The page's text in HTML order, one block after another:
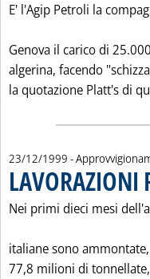
E' l'Agip Petroli la
Genova il carico di
algerina, facendo
la quotazione Platt's di
23/12/1999 -
LAVORAZIONI
Nei primi dieci mesi
italiane sono
77,8 milioni di